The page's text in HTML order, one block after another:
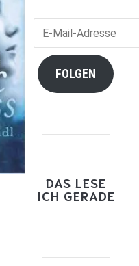
E-
Adresse
FOLGEN
DAS LESE
ICH GERADE